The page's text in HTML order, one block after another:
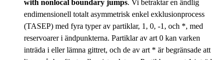
with nonlocal boundary jumps. Vi betraktar en ändlig
endimensionell totalt asymmetrisk enkel exklusionprocess
(TASEP) med fyra typer av partiklar, 1, 0, -1, och *, med
reservoarer i ändpunkterna. Partiklar av art 0 kan varken
inträda i eller lämna gittret, och de av art * är begränsade att